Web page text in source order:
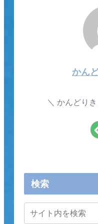
かん
かんどり
検索